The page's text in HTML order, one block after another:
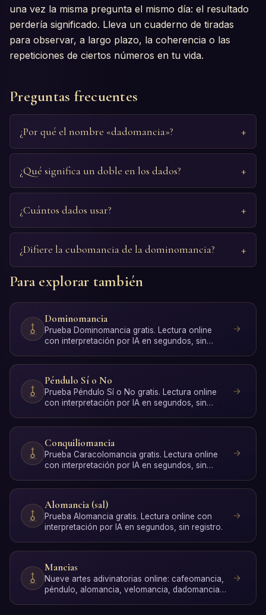
una vez la misma pregunta el mismo día: el resultado
perdería significado. Lleva un cuaderno de tiradas
para observar, a largo plazo, la coherencia o las
repeticiones de ciertos números en tu vida.
Preguntas frecuentes
¿Por qué el nombre «dadomancia»?
¿Qué significa un doble en los dados?
¿Cuántos dados usar?
¿Difiere la cubomancia de la dominomancia?
Para explorar también
Dominomancia
Prueba Dominomancia gratis. Lectura online
con interpretación por IA en segundos, sin
Péndulo Sí o No
Prueba Péndulo Sí o No gratis. Lectura online
con interpretación por IA en segundos, sin
Conquiliomancia
Prueba Caracolomancia gratis. Lectura online
con interpretación por IA en segundos, sin
Alomancia (sal)
Prueba Alomancia gratis. Lectura online con
interpretación por IA en segundos, sin registro.
Mancias
Nueve artes adivinatorias online: cafeomancia,
péndulo, alomancia, velomancia, dadomancia,